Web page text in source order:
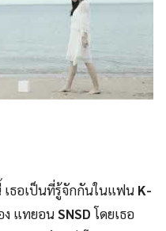
เธอเป็นที่รู้จักกันในแฟน K-
ง แทยอนSNSDโดยเธอ